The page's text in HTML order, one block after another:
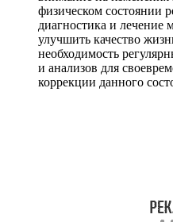
физическом состоянии
диагностика и лечение
улучшить качество
необходимость
и анализов для
коррекции данного